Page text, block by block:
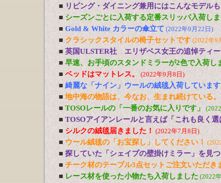
■ リビング・ダイニング兼用にはこんなモデルも
■ シーズンごとに入荷する定番スリッパ入荷し
■ Gold & White カラーの傘立て (2022年9月22日)
■ クラシックスタイルの椅子セットです (2022年9
■ 英国ULSTER社 エリザベス女王の追悼ティ
■ 早速、お手頃のスタンドミラーが2色で入荷し
■ ベッドはマットレス。 (2022年9月8日)
■ 綺麗な「ナイン」ウールの絨毯入荷しています
■ 地中海の物語は、今なお、生まれ続けている
■ TOSOレールの「一番のお気に入りです」
■ TOSOアイアンレールと言えば「これも良く
■ シルクの絨毯届きました！ (2022年7月8日)
■ ウール絨毯の「お宝探し」してください！
■ 探していた「シェイプの壁掛けミラー」を見
■ チーク材のテーブル3点セットご注文いただき
■ レース材を使った小物たち入荷しました (2022